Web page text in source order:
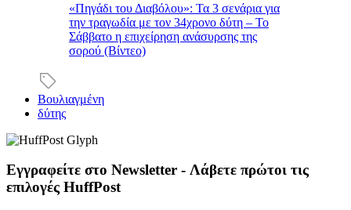
«Πηγάδι του Διαβόλου»: Τα 3 σενάρια για
την τραγωδία με τον 34χρονο δύτη – Το
Σάββατο η επιχείρηση ανάσυρσης της
σορού (Βίντεο)
Βουλιαγμένη
δύτης
Εγγραφείτε στο Newsletter - Λάβετε πρώτοι τις
επιλογές HuffPost